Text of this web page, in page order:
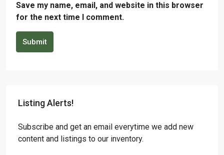
Save my name, email, and website in this browser
for the next time I comment.
Submit
Listing Alerts!
Subscribe and get an email everytime we add new
content and listings to our inventory.